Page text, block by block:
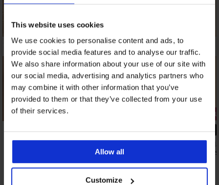
This website uses cookies
We use cookies to personalise content and ads, to
provide social media features and to analyse our traffic.
We also share information about your use of our site with
our social media, advertising and analytics partners who
may combine it with other information that you’ve
provided to them or that they’ve collected from your use
of their services.
Allow all
Customize
5
3+1 BREZPLAČNO
4,9
3+1
visokim
9,29 €